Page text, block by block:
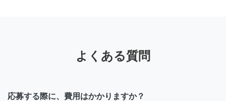
よくある質問
応募する際に、費用はかかりますか？